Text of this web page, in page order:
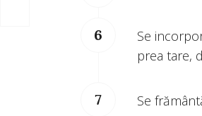
Se
prea tare,
Se